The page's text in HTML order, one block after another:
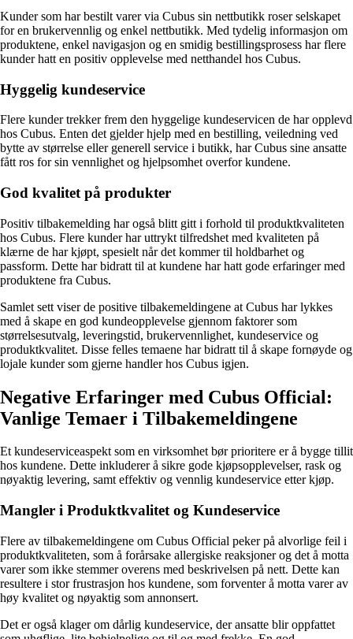
Kunder som har bestilt varer via Cubus sin nettbutikk roser selskapet
for en brukervennlig og enkel nettbutikk. Med tydelig informasjon om
produktene, enkel navigasjon og en smidig bestillingsprosess har flere
kunder hatt en positiv opplevelse med netthandel hos Cubus.
Hyggelig kundeservice
Flere kunder trekker frem den hyggelige kundeservicen de har opplevd
hos Cubus. Enten det gjelder hjelp med en bestilling, veiledning ved
bytte av størrelse eller generell service i butikk, har Cubus sine ansatte
fått ros for sin vennlighet og hjelpsomhet overfor kundene.
God kvalitet på produkter
Positiv tilbakemelding har også blitt gitt i forhold til produktkvaliteten
hos Cubus. Flere kunder har uttrykt tilfredshet med kvaliteten på
klærne de har kjøpt, spesielt når det kommer til holdbarhet og
passform. Dette har bidratt til at kundene har hatt gode erfaringer med
produktene fra Cubus.
Samlet sett viser de positive tilbakemeldingene at Cubus har lykkes
med å skape en god kundeopplevelse gjennom faktorer som
størrelsesutvalg, leveringstid, brukervennlighet, kundeservice og
produktkvalitet. Disse felles temaene har bidratt til å skape fornøyde og
lojale kunder som gjerne handler hos Cubus igjen.
Negative Erfaringer med Cubus Official:
Vanlige Temaer i Tilbakemeldingene
Et kundeserviceaspekt som en virksomhet bør prioritere er å bygge tillit
hos kundene. Dette inkluderer å sikre gode kjøpsopplevelser, rask og
nøyaktig levering, samt effektiv og vennlig kundeservice etter kjøp.
Mangler i Produktkvalitet og Kundeservice
Flere av tilbakemeldingene om Cubus Official peker på alvorlige feil i
produktkvaliteten, som å forårsake allergiske reaksjoner og det å motta
varer som ikke stemmer overens med beskrivelsen på nett. Dette kan
resultere i stor frustrasjon hos kundene, som forventer å motta varer av
høy kvalitet og nøyaktig som annonsert.
Det er også klager om dårlig kundeservice, der ansatte blir oppfattet